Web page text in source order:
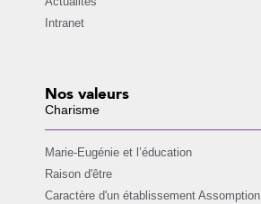
Intranet
Nos valeurs
Charisme
Marie-Eugénie et l’éducation
Raison d'être
Caractère d'un établissement Assomption